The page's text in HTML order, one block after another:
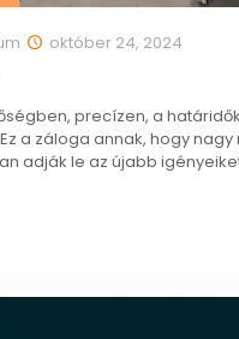
október 24, 2024
precízen, a
a záloga annak, hogy
adják le az újabb